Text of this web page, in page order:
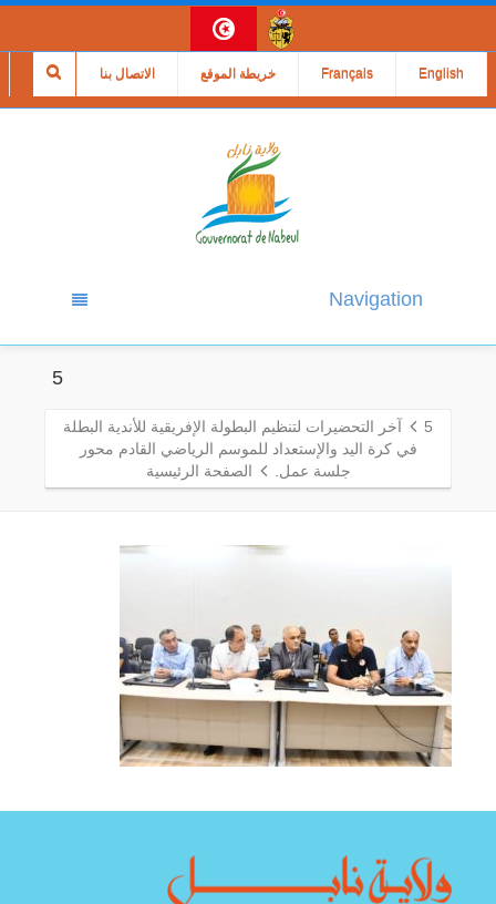
الاتصال بنا خريطة الموقع Français English
Navigation
5
5
آخر التحضيرات لتنظيم البطولة الإفريقية للأندية البطلة
في كرة اليد والإستعداد للموسم الرياضي القادم محور
جلسة عمل.
الصفحة الرئيسية